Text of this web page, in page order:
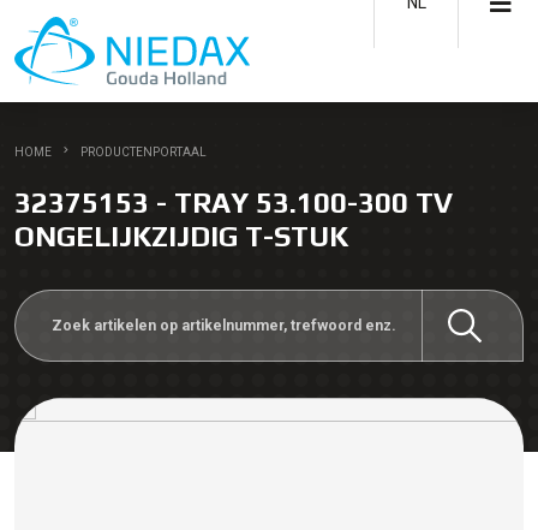
HOME PRODUCTENPORTAAL
32375153 - TRAY 53.100-300 TV
ONGELIJKZIJDIG T-STUK